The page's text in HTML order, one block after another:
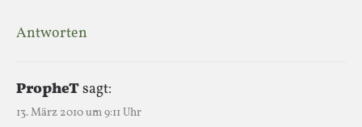
Antworten
PropheTsagt:
13. März 2010 um 9:11 Uhr